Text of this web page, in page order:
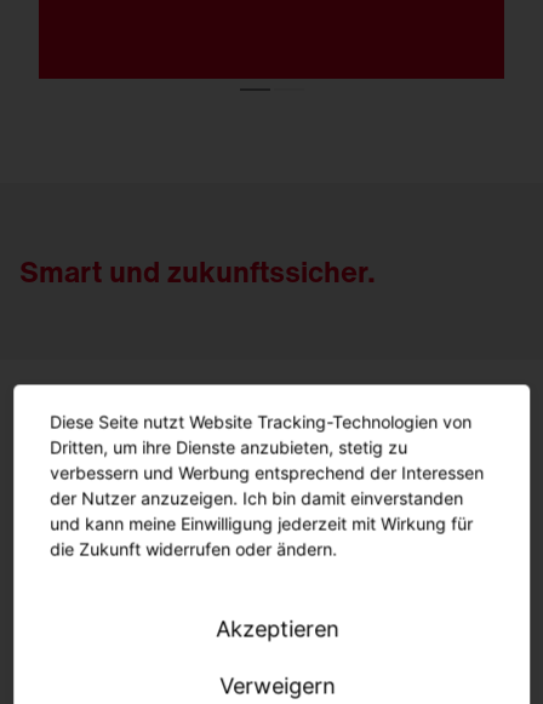
Smart undzukunftssicher.
Diese Seite nutzt Website Tracking-Technologien von
Dritten, um ihre Dienste anzubieten, stetig zu
verbessern und Werbung entsprechend der Interessen
der Nutzer anzuzeigen. Ich bin damit einverstanden
und kann meine Einwilligung jederzeit mit Wirkung für
die Zukunft widerrufen oder ändern.
Akzeptieren
Verweigern